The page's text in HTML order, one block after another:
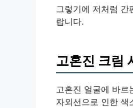
그렇기에 저처럼
랍니다.
고혼진 크림
고혼진 얼굴에 바
자외선으로 인한 색